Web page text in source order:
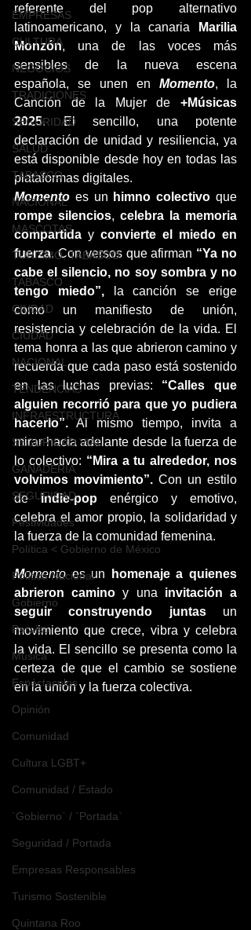
EMPRESAS
CULTURA
NEGOCIOS
TRADICIONES
SEGURIDAD
SALUD
TABASCO
NACIONAL
MASCOTAS
TURISMO, TABASCO
TABASCO
CIUDAD
CIUDAD
NACIONAL
TENDENCIAS
INFRAESTRUCTURA
SEGURIDAD VIAL
GANADERIA
SEGURIDAD
Festividades
Política < Gobierno de México
Política Nacional
Gobierno
Paraiso
Música
Espéctaculos
Opinión
Comunidad
Cultura LGBT+
Comunidad / Estado
`Gobierno` / `Portada`
Seguridad / Portada
Empresas Responsables
Turismo Sostenible
Quintana Roo
referente del pop alternativo
latinoamericano, y la canaria
Marilia
Monzón, una de las voces más
sensibles de la nueva escena
española, se unen en Momento, la
Canción de la Mujer de +Músicas
2025. El sencillo, una potente
declaración de unidad y resiliencia, ya
está disponible desde hoy en todas las
plataformas digitales.
Momento es un himno colectivo
rompe silencios, celebra la memoria
compartida y convierte el miedo en
fuerza. Con versos que afirman “Ya no
cabe el silencio, no soy sombra y no
tengo miedo”, la canción se erige
como un manifiesto de unión,
resistencia y celebración de la vida. El
tema honra a las que abrieron camino y
recuerda que cada paso está sostenido
en las luchas previas: “Calles que
alguien recorrió para que yo pudiera
hacerlo”. Al mismo tiempo, invita a
mirar hacia adelante desde la fuerza de
lo colectivo: “Mira a tu alrededor, nos
volvimos movimiento”. Con un estilo
de indie-pop enérgico y emotivo,
celebra el amor propio, la solidaridad y
la fuerza de la comunidad femenina.
Momento es un homenaje a quienes
abrieron camino y una invitación a
seguir construyendo juntas un
movimiento que crece, vibra y celebra
la vida. El sencillo se presenta como la
certeza de que el cambio se sostiene
en la unión y la fuerza colectiva.